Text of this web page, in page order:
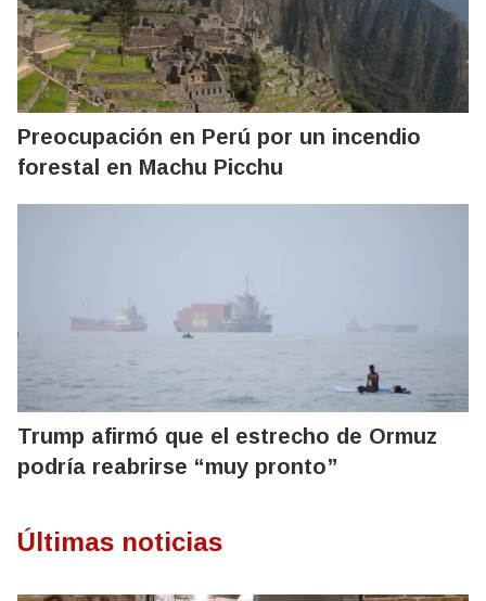
Preocupación en Perú por un incendio
forestal en Machu Picchu
Trump afirmó que el estrecho de Ormuz
podría reabrirse “muy pronto”
Últimas noticias